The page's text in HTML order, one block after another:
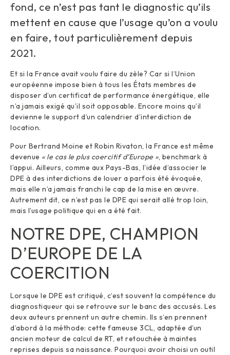
fond, ce n’est pas tant le diagnostic qu’ils
mettent en cause que l’usage qu’on a voulu
en faire, tout particulièrement depuis
2021.
Et si la France avait voulu faire du zèle? Car si l’Union
européenne impose bien à tous les États membres de
disposer d’un certificat de performance énergétique, elle
n’a jamais exigé qu’il soit opposable. Encore moins qu’il
devienne le support d’un calendrier d’interdiction de
location.
Pour Bertrand Moine et Robin Rivaton, la France est même
devenue « le cas le plus coercitif d’Europe », benchmark à
l’appui. Ailleurs, comme aux Pays-Bas, l’idée d’associer le
DPE à des interdictions de louer a parfois été évoquée,
mais elle n’a jamais franchi le cap de la mise en œuvre.
Autrement dit, ce n’est pas le DPE qui serait allé trop loin,
mais l’usage politique qui en a été fait.
NOTRE DPE, CHAMPION
D’EUROPE DE LA
COERCITION
Lorsque le DPE est critiqué, c’est souvent la compétence du
diagnostiqueur qui se retrouve sur le banc des accusés. Les
deux auteurs prennent un autre chemin. Ils s’en prennent
d’abord à la méthode: cette fameuse 3CL, adaptée d’un
ancien moteur de calcul de RT, et retouchée à maintes
reprises depuis sa naissance. Pourquoi avoir choisi un outil